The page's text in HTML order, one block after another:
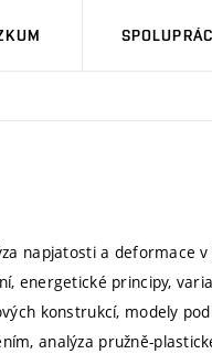
napjatosti a deformace
energetické principy,
konstrukcí, modely
analýza pružně-